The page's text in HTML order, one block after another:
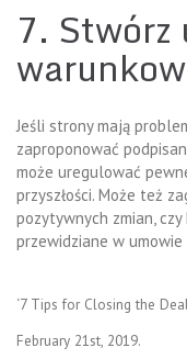
7. Stwórz
Jeśli strony mają
zaproponować
może uregulować
przyszłości. Może też
pozytywnych zmian,
przewidziane w
‘7 Tips for Closing the
February 21st, 2019.